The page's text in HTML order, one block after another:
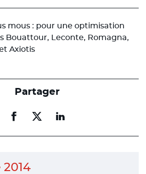
mous : pour une optimisation
Bouattour, Leconte, Romagna,
Axiotis
Partager
Partager
facebook
Partager
facebook
Partager
linkedin